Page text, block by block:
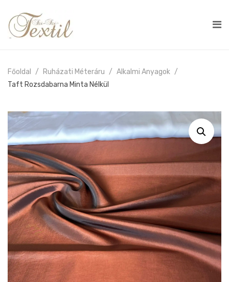
Főoldal Ruházati Méteráru
Alkalmi Anyagok
Taft Rozsdabarna Minta Nélkül